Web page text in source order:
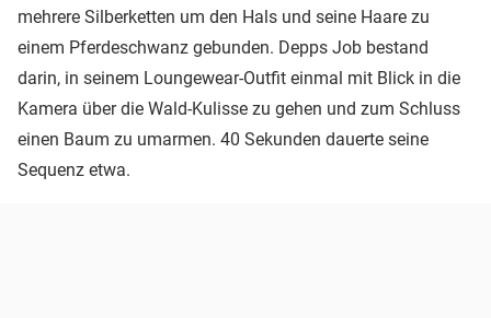
mehrere Silberketten um den Hals und seine Haare zu
einem Pferdeschwanz gebunden. Depps Job bestand
darin, in seinem Loungewear-Outfit einmal mit Blick in die
Kamera über die Wald-Kulisse zu gehen und zum Schluss
einen Baum zu umarmen. 40 Sekunden dauerte seine
Sequenz etwa.